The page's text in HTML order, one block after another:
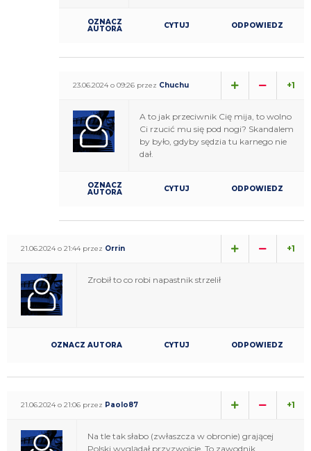
OZNACZ
AUTORA CYTUJ ODPOWIEDZ
23.06.2024 o 09:26 przez Chuchu +1
A to jak przeciwnik Cię mija, to wolno
Ci rzucić mu się pod nogi? Skandalem
by było, gdyby sędzia tu karnego nie
dał.
OZNACZ
AUTORA CYTUJ ODPOWIEDZ
21.06.2024 o 21:44 przez Orrin +1
Zrobił to co robi napastnik strzelił
OZNACZ AUTORA CYTUJ ODPOWIEDZ
21.06.2024 o 21:06 przez Paolo87 +1
Na tle tak słabo (zwłaszcza w obronie) grającej
Polski wyglądał przyzwoicie. To zawodnik